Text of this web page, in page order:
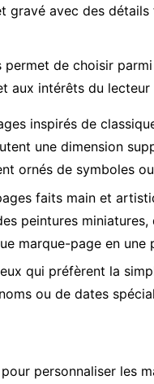
gravé avec des
de choisir
aux intérêts du lecteur
inspirés de
une dimension
ornés de symboles
faits main et
peintures
marque-page en
qui préfèrent la
ou de dates
personnaliser les